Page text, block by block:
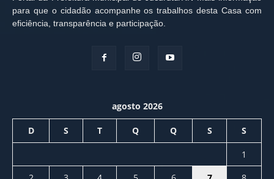
para que o cidadão acompanhe os trabalhos desta Casa com
eficiência, transparência e participação.
agosto 2026
D S T Q Q S S
1